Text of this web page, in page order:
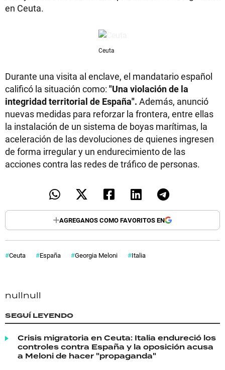
en Ceuta.
Ceuta
Durante una visita al enclave, el mandatario español
calificó la situación como: "Una violación de la
integridad territorial de España". Además, anunció
nuevas medidas para reforzar la frontera, entre ellas
la instalación de un sistema de boyas marítimas, la
aceleración de las devoluciones de quienes ingresen
de forma irregular y un endurecimiento de las
acciones contra las redes de tráfico de personas.
AGREGANOS COMO FAVORITOS EN
Ceuta España Georgia Meloni Italia
nullnull
SEGUÍ LEYENDO
Crisis migratoria en Ceuta: Italia endureció los
controles contra España y la oposición acusa
a Meloni de hacer "propaganda"